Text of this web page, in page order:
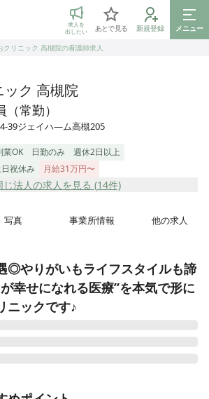
転職マッチング
求人を
出したい
あとで見る 新規登録
メニュー
クリニック 高槻院の看護師求人
ック 高槻院
常勤）
39ジェイハ―ム高槻205
業OK 日勤のみ
週休2日以上
祝休み 月給31万円〜
法人の求人を見る (14件)
写真 事業所情報 他の求人
◎やりがいもライフスタイルも諦
幸せになれる医療”を本気で形に
ニックです♪
い、コトに創造的に取り組む〜